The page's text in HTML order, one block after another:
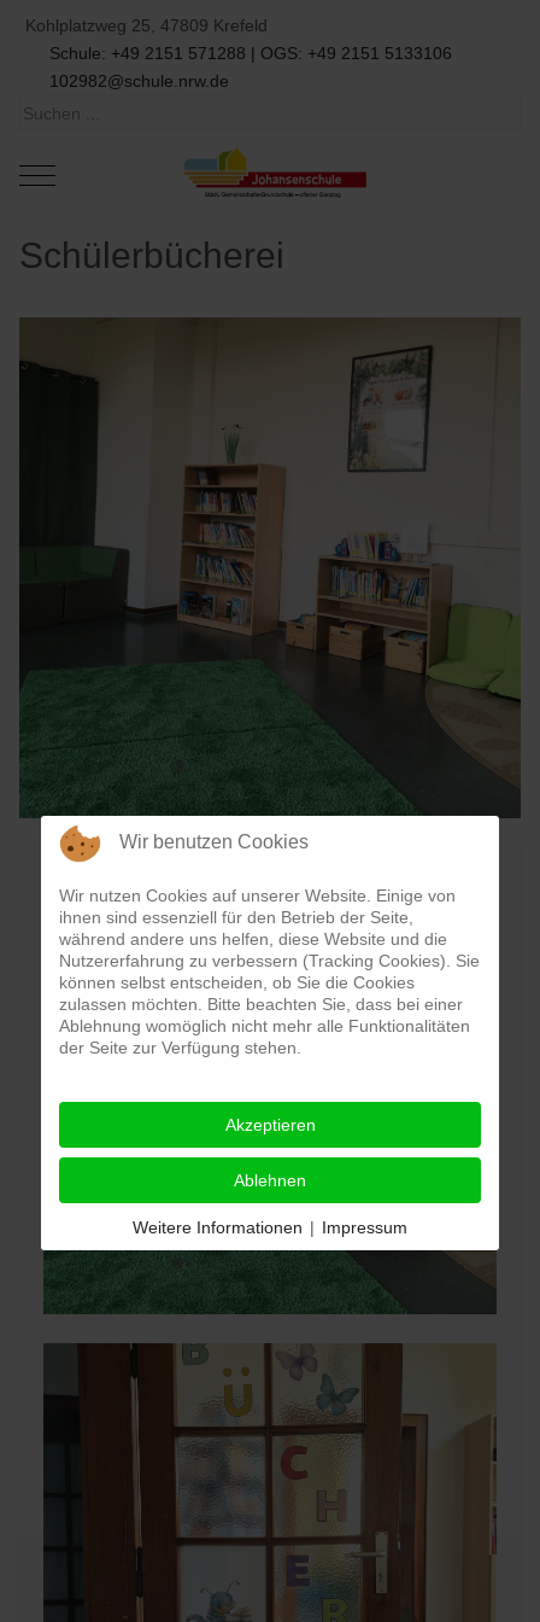
Kohlplatzweg 25, 47809 Krefeld
Schule: +49 2151 571288 | OGS: +49 2151 5133106
102982@schule.nrw.de
Mobile Menu Toggle
Schülerbücherei
Wir benutzen Cookies
Wir nutzen Cookies auf unserer Website. Einige von
ihnen sind essenziell für den Betrieb der Seite,
während andere uns helfen, diese Website und die
Nutzererfahrung zu verbessern (Tracking Cookies). Sie
können selbst entscheiden, ob Sie die Cookies
zulassen möchten. Bitte beachten Sie, dass bei einer
Ablehnung womöglich nicht mehr alle Funktionalitäten
der Seite zur Verfügung stehen.
Akzeptieren
Ablehnen
Weitere Informationen | Impressum